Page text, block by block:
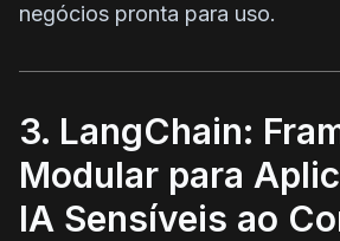
negócios pronta para uso.
3. LangChain:
Modular para
IA Sensíveis ao